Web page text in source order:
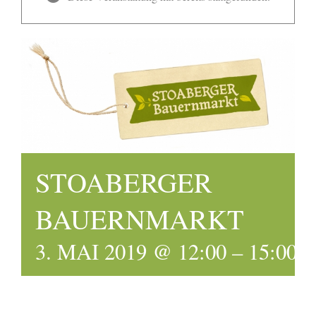
STOABERGER
BAUERNMARKT
3. MAI 2019 @ 12:00– 15:00